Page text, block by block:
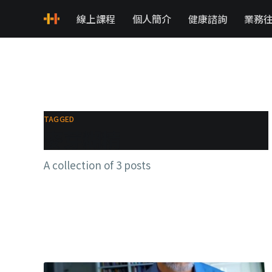
線上課程 個人簡介 健康諮詢 業務
TAGGED
A collection of 3 posts